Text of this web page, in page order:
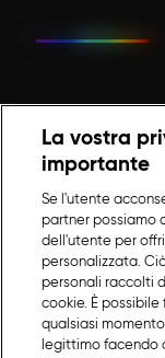
La vostra
importante
Se l'utente
partner possiamo
dell'utente per
personalizzata.
personali raccolti
cookie. È
qualsiasi
legittimo facendo